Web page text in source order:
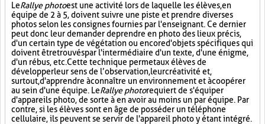
LeRallye photoest une activité lors de laquelle les élèves, en
équipe de 2 à 5, doivent suivre une piste et prendre diverses
photos selon les consignes fournies par l'enseignant. Ce dernier
peut donc leur demander de prendre en photo des lieux précis,
d'un certain type de végétation ou encore d'objets spécifiques qui
doivent être trouvés par l'intermédiaire d'un texte, d'une énigme,
d'un rébus, etc. Cette technique permet aux élèves de
développer leur sens de l’observation, leur créativité et,
surtout, d'apprendre à connaître un environnement et à coopérer
au sein d'une équipe. LeRallye photorequiert de s'équiper
d'appareils photo, de sorte à en avoir au moins un par équipe. Par
contre, si les élèves sont en âge de posséder un téléphone
cellulaire, ils peuvent se servir de l'appareil photo y étant intégré.